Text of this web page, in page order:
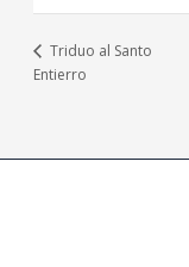
Triduo al Santo
Entierro